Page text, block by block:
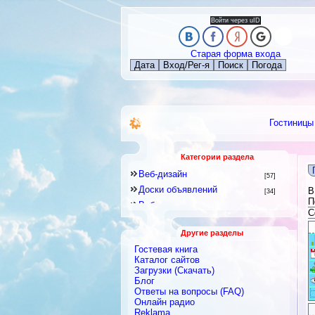
Войти через uID
Старая форма входа
Дата
Вход/Рег-я Поиск Погода
Гостиницы
Категории раздела
Веб-дизайн [57]
Доски объявлений [34]
Веб-программирование
Знакомства и Общение
Каталоги
Скрипты
Блоги
Интернет-сервисы, Интернет-
услуги
Другие разделы
Гостевая книга
Каталог сайтов
Загрузки (Скачать)
Блог
Ответы на вопросы (FAQ)
Онлайн радио
Reklama